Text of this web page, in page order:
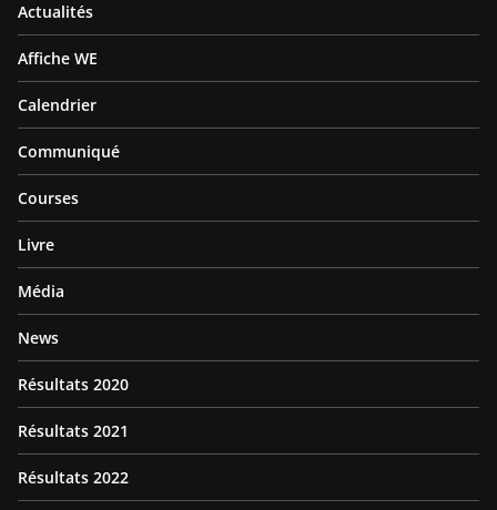
Actualités
Affiche WE
Calendrier
Communiqué
Courses
Livre
Média
News
Résultats 2020
Résultats 2021
Résultats 2022